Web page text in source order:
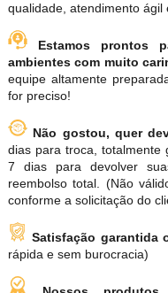
qualidade, atendimento ágil
Estamos prontos
ambientes com muito
equipe altamente
for preciso!
Não gostou, quer
dias para troca, totalmente
7 dias para devolver
reembolso total. (Não
conforme a solicitação do
Satisfação
rápida e sem burocracia)